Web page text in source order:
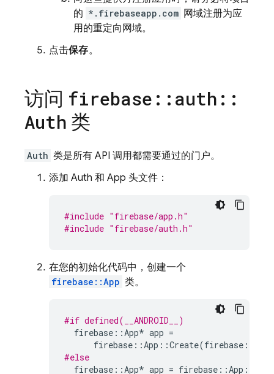
的 *.firebaseapp.com 网域注册为应
用的重定向网域。
点击保存。
访问 firebase :: auth ::
Auth 类
Auth 类是所有 API 调用都需要通过的门户。
添加 Auth 和 App 头文件：
#include "firebase/app.h"
#include "firebase/auth.h"
在您的初始化代码中，创建一个
firebase::App 类。
#if defined(__ANDROID__)
firebase ::App* app =
firebase ::App ::Create(firebase ::
#else
firebase ::App* app = firebase ::App ::